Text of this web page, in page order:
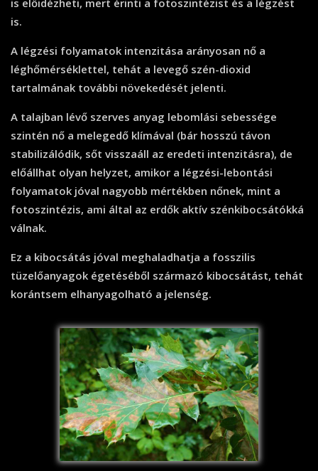
is.
A légzési folyamatok intenzitása arányosan nő a
léghőmérséklettel, tehát a levegő szén-dioxid
tartalmának további növekedését jelenti.
A talajban lévő szerves anyag lebomlási sebessége
szintén nő a melegedő klímával (bár hosszú távon
stabilizálódik, sőt visszaáll az eredeti intenzitásra), de
előállhat olyan helyzet, amikor a légzési-lebontási
folyamatok jóval nagyobb mértékben nőnek, mint a
fotoszintézis, ami által az erdők aktív szénkibocsátókká
válnak.
Ez a kibocsátás jóval meghaladhatja a fosszilis
tüzelőanyagok égetéséből származó kibocsátást, tehát
korántsem elhanyagolható a jelenség.